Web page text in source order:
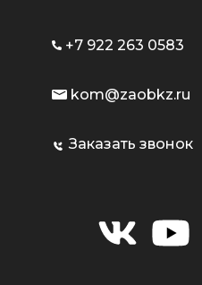
+7 922 263 0583
kom@zaobkz.ru
Заказать звонок